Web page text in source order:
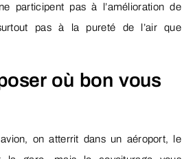
participent pas à l’amélioration de
pas à la pureté de l’air que
où bon vous
on atterrit dans un aéroport, le